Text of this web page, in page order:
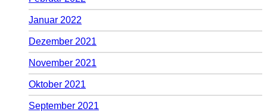
Januar 2022
Dezember 2021
November 2021
Oktober 2021
September 2021